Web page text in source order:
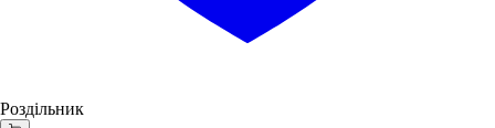
Роздільник